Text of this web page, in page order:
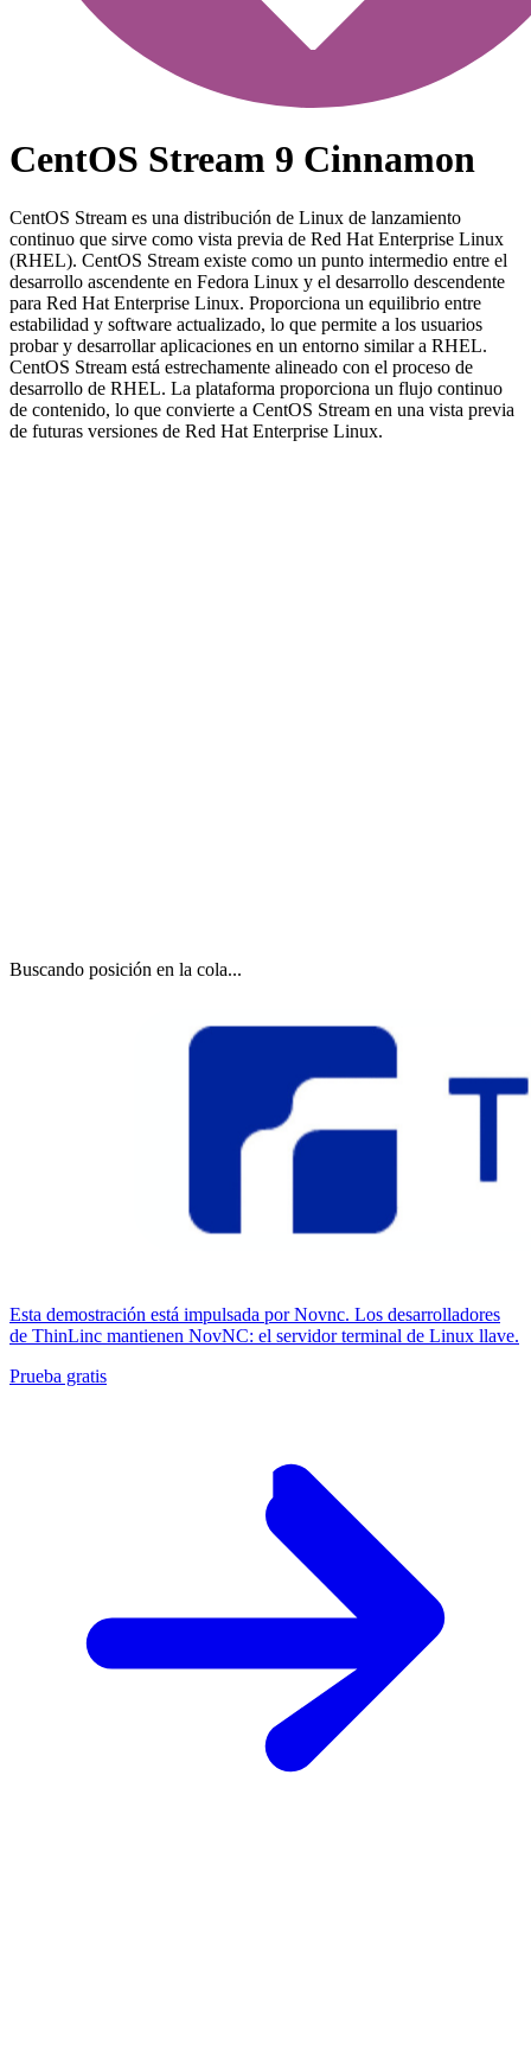
CentOS Stream 9 Cinnamon
CentOS Stream es una distribución de Linux de lanzamiento
continuo que sirve como vista previa de Red Hat Enterprise Linux
(RHEL). CentOS Stream existe como un punto intermedio entre el
desarrollo ascendente en Fedora Linux y el desarrollo descendente
para Red Hat Enterprise Linux. Proporciona un equilibrio entre
estabilidad y software actualizado, lo que permite a los usuarios
probar y desarrollar aplicaciones en un entorno similar a RHEL.
CentOS Stream está estrechamente alineado con el proceso de
desarrollo de RHEL. La plataforma proporciona un flujo continuo
de contenido, lo que convierte a CentOS Stream en una vista previa
de futuras versiones de Red Hat Enterprise Linux.
Buscando posición en la cola...
Esta demostración está impulsada por Novnc. Los desarrolladores
de ThinLinc mantienen NovNC: el servidor terminal de Linux llave.
Prueba gratis